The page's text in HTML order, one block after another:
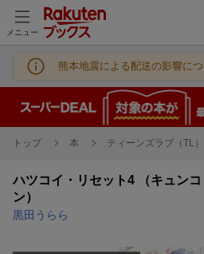
メニュー
熊本地震による配送の影響に
トップ 本 ティーンズラブ（TL）
ハツコイ・リセット4 （キュン
ン）
黒田うらら